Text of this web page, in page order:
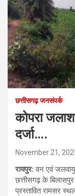
छत्तीसगढ़ जनसंपर्क
कोपरा
दर्जा….
November 21,
रायपुर: वन एवं जलवायु
छत्तीसगढ़ के
प्रस्तावित रामसर